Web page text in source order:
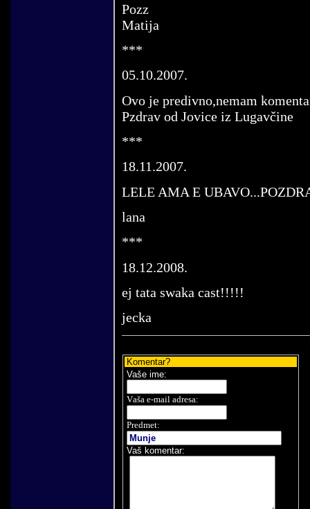
Pozz
Matija
***
05.10.2007.
Ovo je predivno,nemam
Pzdrav od Jovice iz Lugavčine
***
18.11.2007.
LELE AMA E
lana
***
18.12.2008.
ej tata swaka cast!!!!!
jecka
Komentar?
Vaše ime:
Vaša e-mail adresa:
Predmet:
Vaš komentar: